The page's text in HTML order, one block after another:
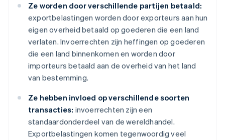
Ze worden door verschillende partijen betaald:
exportbelastingen worden door exporteurs aan hun
eigen overheid betaald op goederen die een land
verlaten. Invoerrechten zijn heffingen op goederen
die een land binnenkomen en worden door
importeurs betaald aan de overheid van het land
van bestemming.
Ze hebben invloed op verschillende soorten
transacties: invoerrechten zijn een
standaardonderdeel van de wereldhandel.
Exportbelastingen komen tegenwoordig veel